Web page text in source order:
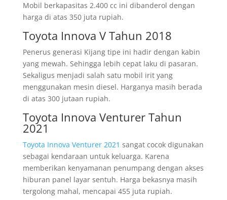
Mobil berkapasitas 2.400 cc ini dibanderol dengan
harga di atas 350 juta rupiah.
Toyota Innova V Tahun 2018
Penerus generasi Kijang tipe ini hadir dengan kabin
yang mewah. Sehingga lebih cepat laku di pasaran.
Sekaligus menjadi salah satu mobil irit yang
menggunakan mesin diesel. Harganya masih berada
di atas 300 jutaan rupiah.
Toyota Innova Venturer Tahun
2021
Toyota Innova Venturer 2021 sangat cocok digunakan
sebagai kendaraan untuk keluarga. Karena
memberikan kenyamanan penumpang dengan akses
hiburan panel layar sentuh. Harga bekasnya masih
tergolong mahal, mencapai 455 juta rupiah.